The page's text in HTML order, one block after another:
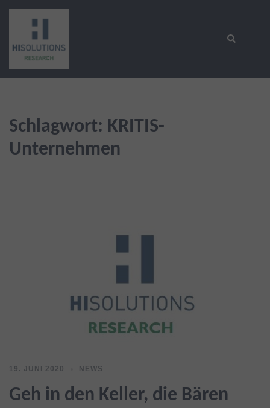
Zum
springen
Suche
Schlagwort: KRITIS-
Unternehmen
19. JUNI 2020 NEWS
Geh in den Keller, die Bären